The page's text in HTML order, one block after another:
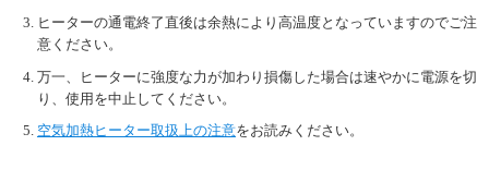
ヒーターの通電終了直後は余熱により高温度となっていますのでご注
意ください。
万一、ヒーターに強度な力が加わり損傷した場合は速やかに電源を切
り、使用を中止してください。
空気加熱ヒーター取扱上の注意をお読みください。